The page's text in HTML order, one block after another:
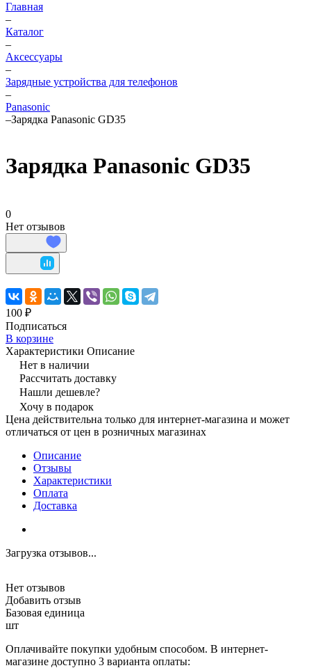
Главная
–
Каталог
–
Аксессуары
–
Зарядные устройства для телефонов
–
Panasonic
–Зарядка Panasonic GD35
Зарядка Panasonic GD35
0
Нет отзывов
100 ₽
Подписаться
В корзине
Характеристики Описание
Нет в наличии
Рассчитать доставку
Нашли дешевле?
Хочу в подарок
Цена действительна только для интернет-магазина и может
отличаться от цен в розничных магазинах
Описание
Отзывы
Характеристики
Оплата
Доставка
Загрузка отзывов...
Нет отзывов
Добавить отзыв
Базовая единица
шт
Оплачивайте покупки удобным способом. В интернет-
магазине доступно 3 варианта оплаты: